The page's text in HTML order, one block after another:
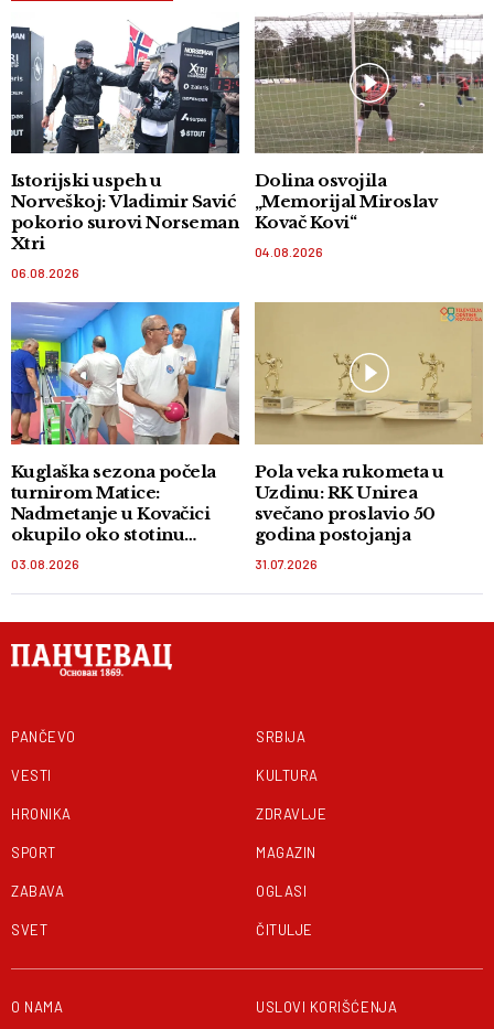
Istorijski uspeh u
Norveškoj: Vladimir Savić
pokorio surovi Norseman
Xtri
06.08.2026
Dolina osvojila
„Memorijal Miroslav
Kovač Kovi“
04.08.2026
Kuglaška sezona počela
turnirom Matice:
Nadmetanje u Kovačici
okupilo oko stotinu
03.08.2026
Pola veka rukometa u
Uzdinu: RK Unirea
svečano proslavio 50
godina postojanja
31.07.2026
PANČEVO
VESTI
HRONIKA
SPORT
ZABAVA
SVET
SRBIJA
KULTURA
ZDRAVLJE
MAGAZIN
OGLASI
ČITULJE
O NAMA USLOVI KORIŠĆENJA